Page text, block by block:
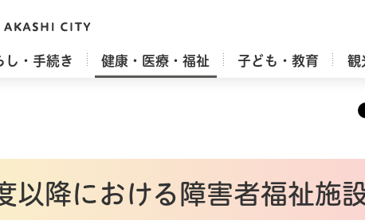
し・手続き 健康・医療・福祉 子ども・教育 観
以降における障害者福祉施